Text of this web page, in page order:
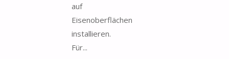
auf
Eisenoberflächen
installieren.
Für...